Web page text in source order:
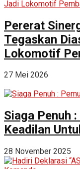
Pererat
Tegaskan
Lokomotif
27 Mei 2026
Siaga Penuh
Keadilan
28 November 2025